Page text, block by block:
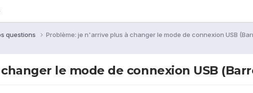
questions Problème: je n'arrive plus à changer le mode de connexion USB
le mode de connexion USB